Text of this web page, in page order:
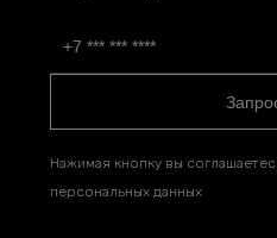
Нажимая кнопку вы
персональных данных